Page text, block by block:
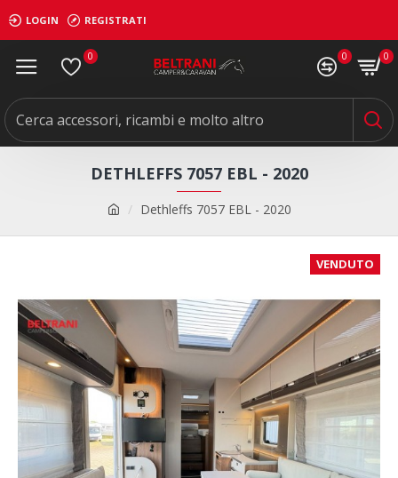
LOGIN REGISTRATI
0 0 0
Dethleffs 7057 EBL - 2020
DETHLEFFS 7057 EBL - 2020
VENDUTO